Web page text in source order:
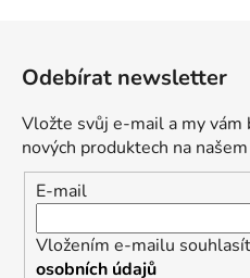
Odebírat newsletter
Vložte svůj e-mail a my vám
nových produktech na
E-mail
Vložením e-mailu
osobních údajů